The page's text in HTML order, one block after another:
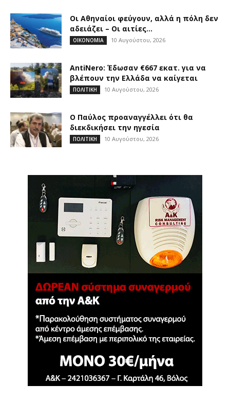
Οι Αθηναίοι φεύγουν, αλλά η πόλη δεν
αδειάζει – Οι αιτίες...
ΟΙΚΟΝΟΜΙΑ 10 Αυγούστου, 2026
AntiNero: Έδω­σαν €667 εκατ. για να
βλέπουν την Ελλάδα να καίγε­ται
ΠΟΛΙΤΙΚΗ 10 Αυγούστου, 2026
Ο Παύλος προαναγγέλλει ότι θα
διεκδικήσει την ηγεσία
ΠΟΛΙΤΙΚΗ 10 Αυγούστου, 2026